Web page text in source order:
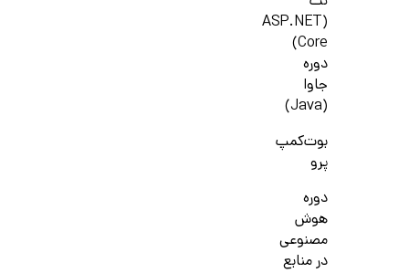
(ASP.NET
Core)
دوره
جاوا
(Java)
بوت‌کمپ
پرو
دوره
هوش
مصنوعی
در منابع